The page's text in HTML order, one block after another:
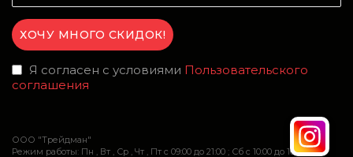
Я согласен с условиями Пользовательского
соглашения
ООО "Трейдман"
Режим работы: Пн , Вт , Ср , Чт , Пт c 09:00 до 21:00 ; Сб c 10:00 до 16:00